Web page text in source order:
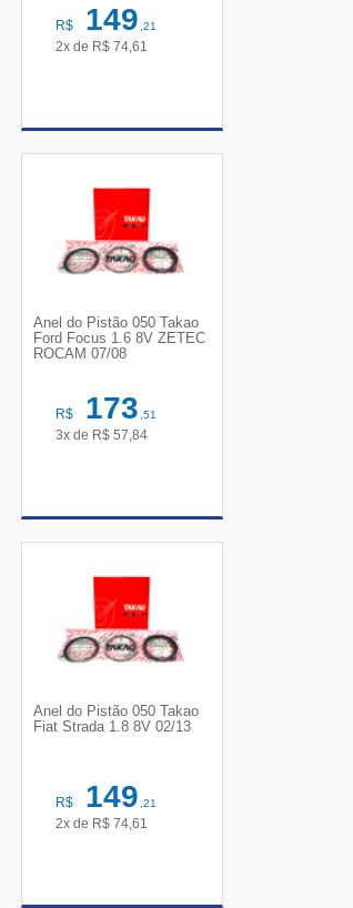
R$ 149,21
2x de R$ 74,61
Anel do Pistão 050 Takao
Ford Focus 1.6 8V ZETEC
ROCAM 07/08
R$ 173,51
3x de R$ 57,84
Anel do Pistão 050 Takao
Fiat Strada 1.8 8V 02/13
R$ 149,21
2x de R$ 74,61